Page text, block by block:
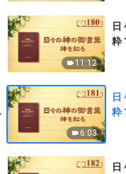
11:12
日
粋
6:03
日
粋
日